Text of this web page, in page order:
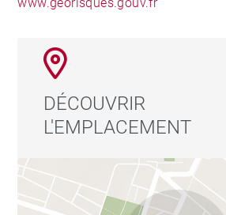
DÉCOUVRIR
L'EMPLACEMENT